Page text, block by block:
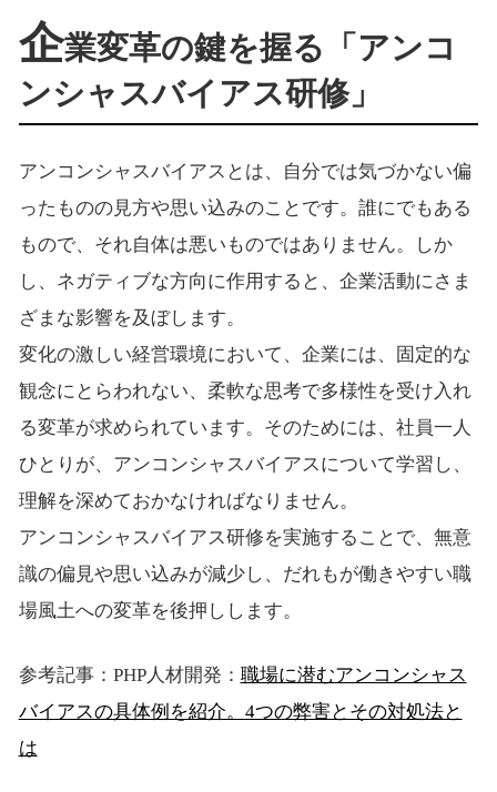
企業変革の鍵を握る「アンコ
ンシャスバイアス研修」
アンコンシャスバイアスとは、自分では気づかない偏
ったものの見方や思い込みのことです。誰にでもある
もので、それ自体は悪いものではありません。しか
し、ネガティブな方向に作用すると、企業活動にさま
ざまな影響を及ぼします。
変化の激しい経営環境において、企業には、固定的な
観念にとらわれない、柔軟な思考で多様性を受け入れ
る変革が求められています。そのためには、社員一人
ひとりが、アンコンシャスバイアスについて学習し、
理解を深めておかなければなりません。
アンコンシャスバイアス研修を実施することで、無意
識の偏見や思い込みが減少し、だれもが働きやすい職
場風土への変革を後押しします。
参考記事：PHP人材開発： 職場に潜むアンコンシャス
バイアスの具体例を紹介。4つの弊害とその対処法と
は